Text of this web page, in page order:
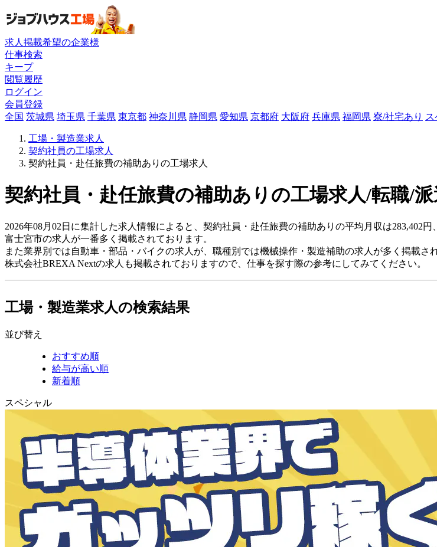
求人掲載希望の企業様
仕事検索
キープ
閲覧履歴
ログイン
会員登録
全国 茨城県 埼玉県 千葉県 東京都 神奈川県 静岡県 愛知県 京都府 大阪府 兵庫県 福岡県 寮/社宅あり ス
工場・製造業求人
契約社員の工場求人
契約社員・赴任旅費の補助ありの工場求人
契約社員・赴任旅費の補助ありの工場求人/転職/
2026年08月02日に集計した求人情報によると、契約社員・赴任旅費の補助ありの平均月収は283,402
富士宮市の求人が一番多く掲載されております。
また業界別では自動車・部品・バイクの求人が、職種別では機械操作・製造補助の求人が多く掲載さ
株式会社BREXA Nextの求人も掲載されておりますので、仕事を探す際の参考にしてみてください。
工場・製造業求人の検索結果
並び替え
おすすめ順
給与が高い順
新着順
スペシャル